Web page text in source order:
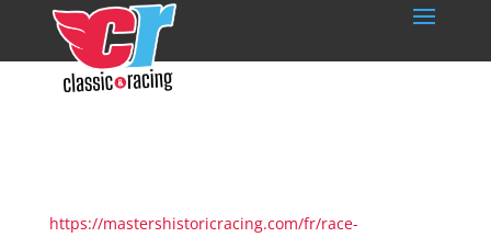
https://mastershistoricracing.com/fr/race-